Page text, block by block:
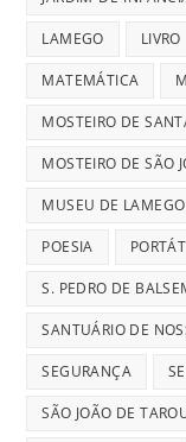
LAMEGO LIVRO
MATEMÁTICA
MOSTEIRO DE
MOSTEIRO DE SÃO
MUSEU DE LAMEGO
POESIA
S. PEDRO DE
SANTUÁRIO DE
SEGURANÇA
SÃO JOÃO DE